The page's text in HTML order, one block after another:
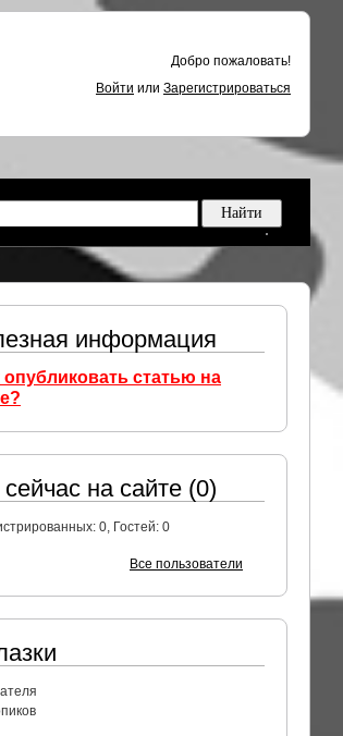
Добро пожаловать!
Войти или Зарегистрироваться
информация
опубликовать статью на
сейчас на сайте (0)
0, Гостей: 0
Все пользователи